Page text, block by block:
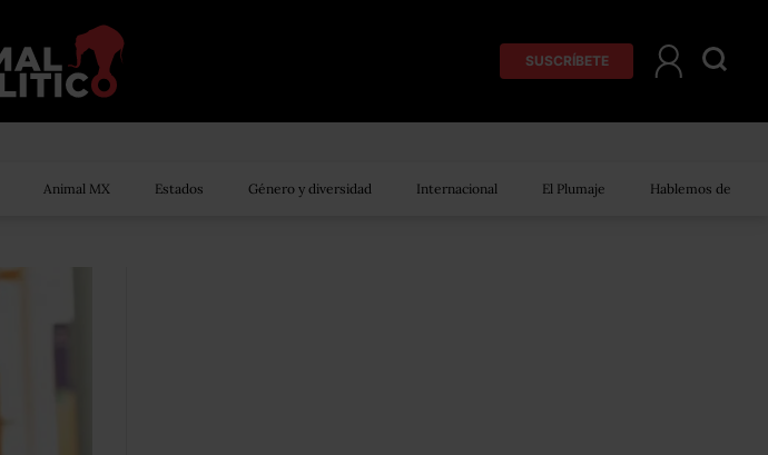
SUSCRÍBETE
Animal MX Estados Género y diversidad Internacional El Plumaje Hablemos de